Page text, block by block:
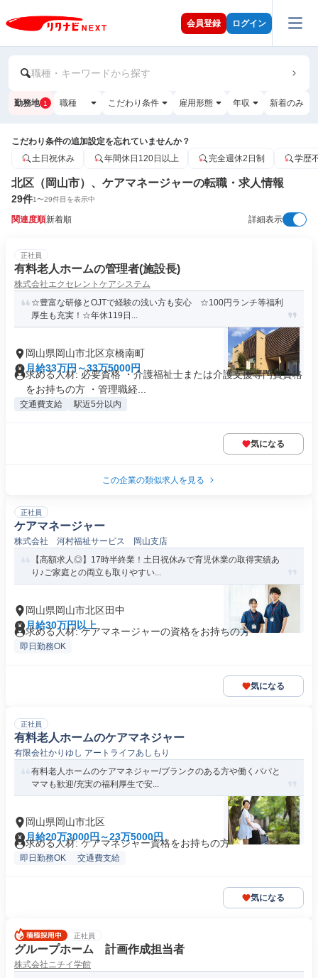
会員登録 ログイン
職種・キーワードから探す
勤務地 1 職種 こだわり条件 雇用形態 年収 新着のみ
こだわり条件の追加設定を忘れていませんか？
土日祝休み
年間休日120日以上 完全週休2日制 学歴
北区（岡山市）、ケアマネージャーの転職・求人情報
29件1〜29件目を表示中
関連度順新着順 詳細表示
正社員
有料老人ホームの管理者(施設長)
株式会社エクセレントケアシステム
☆豊富な研修とOJTで経験の浅い方も安心 ☆100円ランチ等福利
厚生も充実！☆年休119日...
岡山県岡山市北区京橋南町
月給33万円～33万5000円
求める人材: 必要資格 ・介護福祉士または介護支援専門員資格
をお持ちの方 ・管理職経...
交通費支給 駅近5分以内
気になる
この企業の類似求人を見る
正社員
ケアマネージャー
株式会社 河村福祉サービス 岡山支店
【高額求人◎】17時半終業！土日祝休みで育児休業の取得実績あ
り♪ご家庭との両立も取りやすい...
岡山県岡山市北区田中
月給30万円以上
求める人材: ケアマネージャーの資格をお持ちの方
即日勤務OK
気になる
正社員
有料老人ホームのケアマネジャー
有限会社かりゆし アートライフあしもり
有料老人ホームのケアマネジャー/ブランクのある方や働くパパと
ママも歓迎/充実の福利厚生で安...
岡山県岡山市北区
月給20万3000円～23万5000円
求める人材: ケアマネジャー資格をお持ちの方
即日勤務OK 交通費支給
気になる
正社員
グループホーム 計画作成担当者
株式会社ニチイ学館